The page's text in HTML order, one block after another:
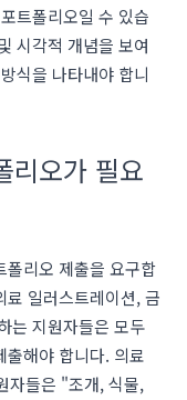
트폴리오일 수 있습
시각적 개념을 보여
식을 나타내야 합니
리오가 필요
폴리오 제출을 요구합
료 일러스트레이션, 금
는 지원자들은 모두
출해야 합니다. 의료
자들은 "조개, 식물,